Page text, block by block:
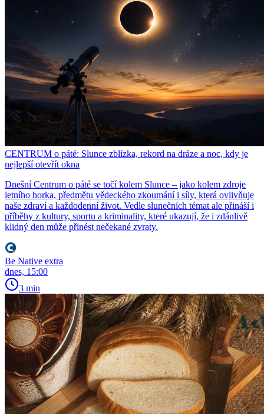
CENTRUM o páté: Slunce zblízka, rekord na dráze a noc, kdy je
nejlepší otevřít okna
Dnešní Centrum o páté se točí kolem Slunce – jako kolem zdroje
letního horka, předmětu vědeckého zkoumání i síly, která ovlivňuje
naše zdraví a každodenní život. Vedle slunečních témat ale přináší i
příběhy z kultury, sportu a kriminality, které ukazují, že i zdánlivě
klidný den může přinést nečekané zvraty.
Be Native extra
dnes, 15:00
3 min